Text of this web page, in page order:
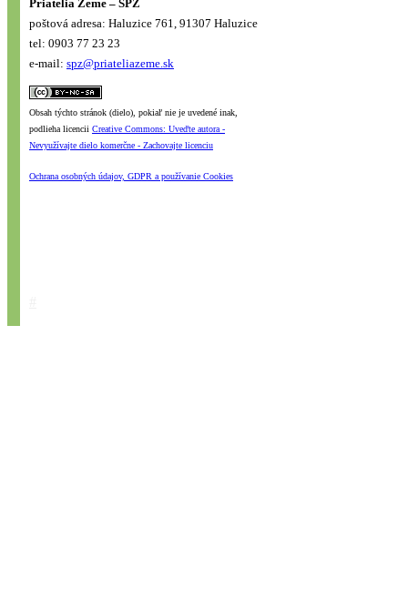
Priatelia Zeme – SPZ
poštová adresa: Haluzice 761, 91307 Haluzice
tel: 0903 77 23 23
e-mail: spz@priateliazeme.sk
Obsah týchto stránok (dielo), pokiaľ nie je uvedené inak,
podlieha licencii Creative Commons: Uveďte autora -
Nevyužívajte dielo komerčne - Zachovajte licenciu
Ochrana osobných údajov, GDPR a používanie Cookies